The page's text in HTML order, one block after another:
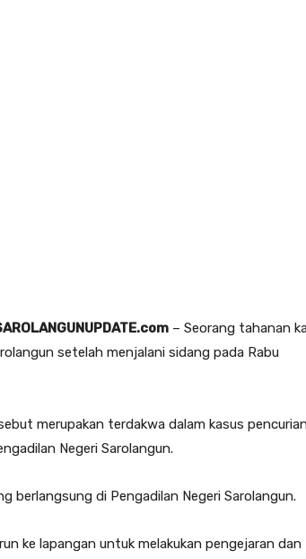
– Seorang tahanan
setelah menjalani sidang pada Rabu
merupakan terdakwa dalam kasus
Negeri Sarolangun.
berlangsung di Pengadilan Negeri Sarolangun.
ke lapangan untuk melakukan pengejaran dan